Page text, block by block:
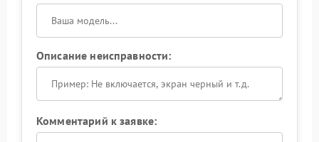
Описание неисправности:
Комментарий к заявке: